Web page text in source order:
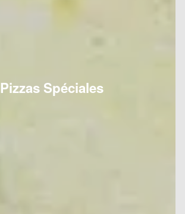
Pizzas Spéciales